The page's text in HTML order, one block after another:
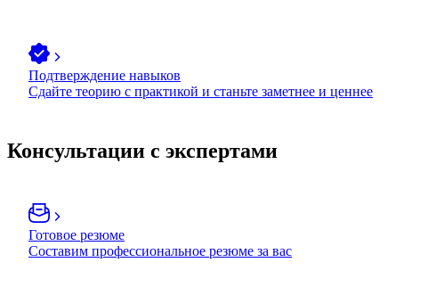
Подтверждение навыков
Сдайте теорию с практикой и станьте заметнее и ценнее
Консультации с экспертами
Готовое резюме
Составим профессиональное резюме за вас